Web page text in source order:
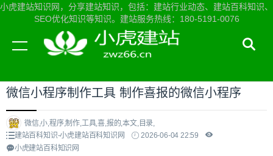
小虎建站知识网，分享建站知识，包括：建站行业动态、建站百科知识、
SEO优化知识等知识。建站服务热线：180-5191-0076
当前位置：小虎建站知识网首页>建站百科知识
微信小程序制作工具 制作喜报的微信小程序
微信,小,程序,制作,工具,喜,报的,本文,目录,
建站百科知识-小虎建站百科知识网
2026-06-04 22:59
小虎建站百科知识网